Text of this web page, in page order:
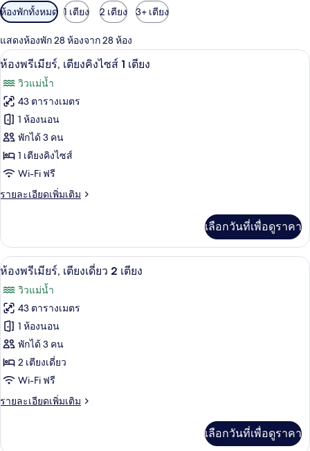
ตัว
กรอง
ที่
มี
ให้
สำหรับ
ห้อง
พัก
ห้องพักทั้งหมด 1 เตียง 2 เตียง 3+ เตียง
แสดงห้องพัก 28 ห้องจาก 28 ห้อง
เปิด
ภาพถ่าย
ทั้งหมด
ของ
ห้อง
พรีเมียร์,
เตียง
คิง
1
เตียง
ห้องพรีเมียร์, เตียงคิงไซส์ 1 เตียง | วิวจ
6
ห้องพรีเมียร์, เตียงคิงไซส์ 1 เตียง
วิวแม่น้ำ
43 ตารางเมตร
1 ห้องนอน
พักได้ 3 คน
1 เตียงคิงไซส์
Wi-Fi ฟรี
รายละเอียดเพิ่มเติม
ราย
เกี่ยว
กับ
ห้อง
เตียง
คิง
ไซส์
เตียง
เลือกวันที่เพื่อดูราคา
เปิด
ภาพถ่าย
ทั้งหมด
ของ
ห้อง
พรีเมียร์,
เตียง
เดี่ยว
เตียง
ห้องพรีเมียร์, เตียงเดี่ยว 2 เตียง | เค
6
ห้องพรีเมียร์, เตียงเดี่ยว 2 เตียง
วิวแม่น้ำ
43 ตารางเมตร
1 ห้องนอน
พักได้ 3 คน
2 เตียงเดี่ยว
Wi-Fi ฟรี
รายละเอียดเพิ่มเติม
ราย
เลือกวันที่เพื่อดูราคา